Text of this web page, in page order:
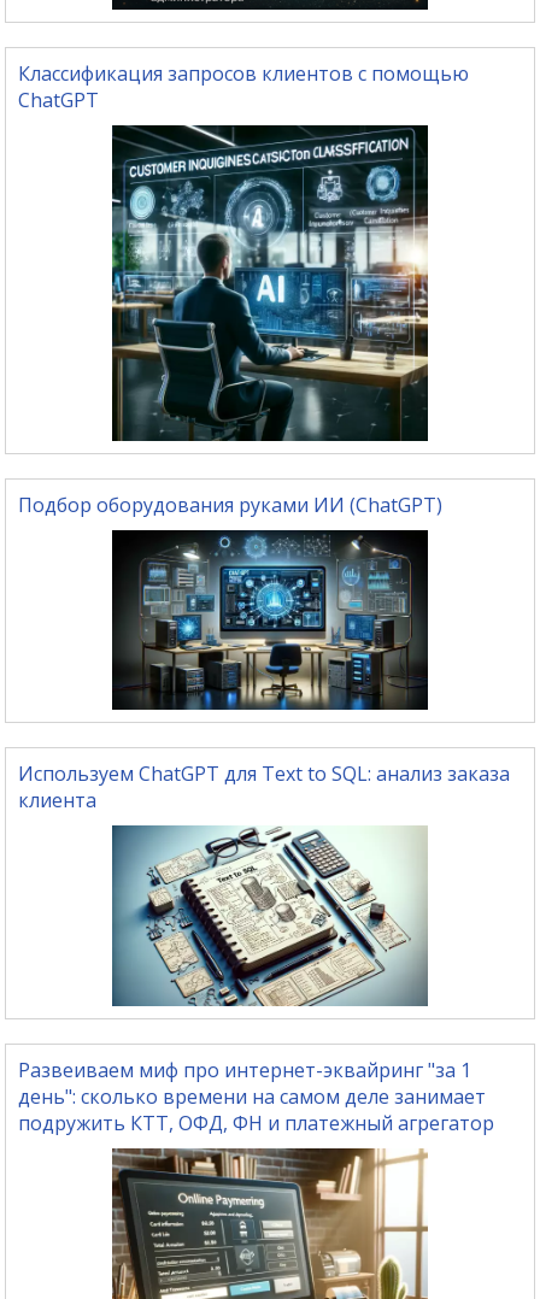
Классификация запросов клиентов с помощью
ChatGPT
Подбор оборудования руками ИИ (ChatGPT)
Используем ChatGPT для Text to SQL: анализ заказа
клиента
Развеиваем миф про интернет-эквайринг "за 1
день": сколько времени на самом деле занимает
подружить КТТ, ОФД, ФН и платежный агрегатор